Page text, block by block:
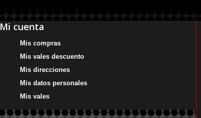
Mi cuenta
Mis compras
Mis vales descuento
Mis direcciones
Mis datos personales
Mis vales